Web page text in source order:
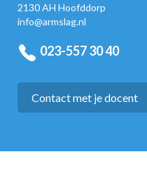
2130 AH Hoofddorp
info@armslag.nl
023-557 30 40
Contact met je docent